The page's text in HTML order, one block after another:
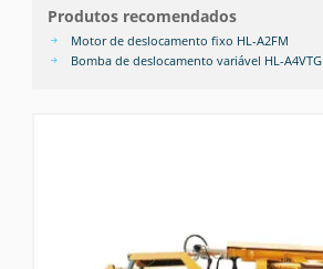
Produtos recomendados
Motor de deslocamento fixo HL-A2FM
Bomba de deslocamento variável HL-A4VTG